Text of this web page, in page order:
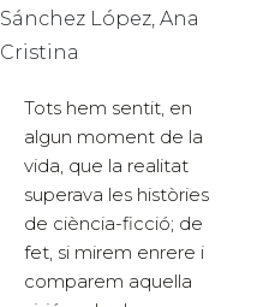
Sánchez López, Ana
Cristina
Tots hem sentit, en
algun moment de la
vida, que la realitat
superava les històries
de ciència-ficció; de
fet, si mirem enrere i
comparem aquella